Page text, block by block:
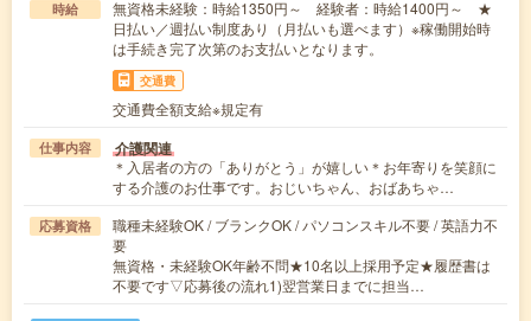
時給
無資格未経験：時給1350円～ 経験者：時給1400円～ ★
日払い／週払い制度あり（月払いも選べます）※稼働開始時
は手続き完了次第のお支払いとなります。
交通費
交通費全額支給※規定有
仕事内容 介護関連
＊入居者の方の「ありがとう」が嬉しい＊お年寄りを笑顔に
する介護のお仕事です。おじいちゃん、おばあちゃ…
応募資格
職種未経験OK / ブランクOK / パソコンスキル不要 / 英語力不
要
無資格・未経験OK年齢不問★10名以上採用予定★履歴書は
不要です▽応募後の流れ1)翌営業日までに担当…